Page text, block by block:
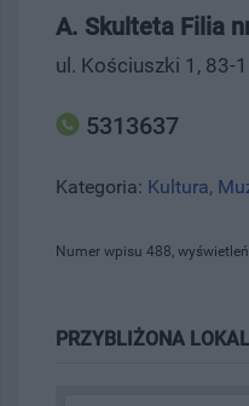
A. Skulteta Filia
ul. Kościuszki 1, 83-
5313637
Kategoria: Kultura,
Numer wpisu 488,
PRZYBLIŻONA